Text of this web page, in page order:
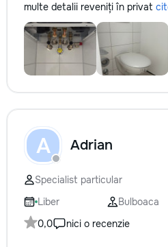
multe detalii reveniți în privat
A Adrian
Specialist particular
Liber
Bulboaca
0,0
nici o recenzie